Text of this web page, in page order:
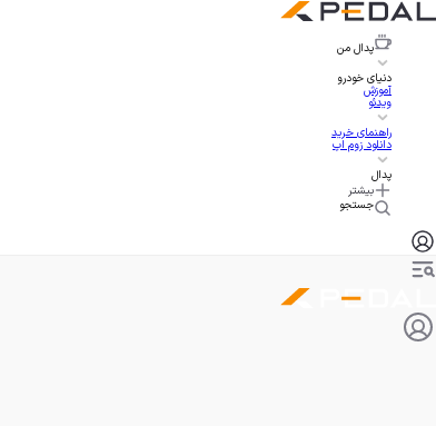
پدال من
دنیای خودرو
آموزش
ویدئو
راهنمای خرید
دانلود زوم اپ
پدال
بیشتر
جستجو